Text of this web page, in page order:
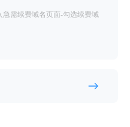
需续费域名页面-勾选续费域